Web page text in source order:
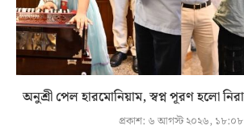
অনুশ্রী পেল হারমোনিয়াম, স্বপ্ন পূরণ হলো
প্রকাশ: ৬ আগস্ট ২০২৬, ১৮:০৮